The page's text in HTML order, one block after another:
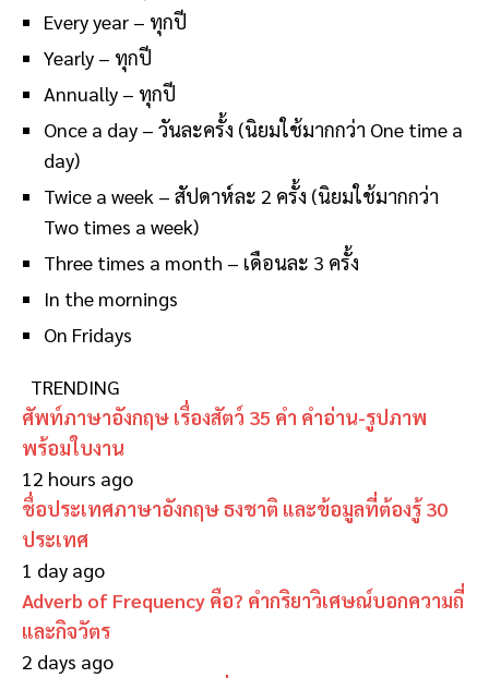
Every year – ทุกปี
Yearly – ทุกปี
Annually – ทุกปี
Once a day – วันละครั้ง (นิยมใช้มากกว่า One time a
day)
Twice a week – สัปดาห์ละ 2 ครั้ง (นิยมใช้มากกว่า
Two times a week)
Three times a month – เดือนละ 3 ครั้ง
In the mornings
On Fridays
TRENDING
ศัพท์ภาษาอังกฤษ เรื่องสัตว์ 35 คำ คำอ่าน-รูปภาพ
พร้อมใบงาน
12 hours ago
ชื่อประเทศภาษาอังกฤษ ธงชาติ และข้อมูลที่ต้องรู้ 30
ประเทศ
1 day ago
Adverb of Frequency คือ? คำกริยาวิเศษณ์บอกความถี่
และกิจวัตร
2 days ago